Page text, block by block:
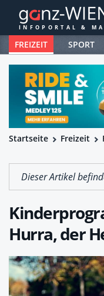
FREIZEIT SPORT
Startseite Freizeit
Dieser Artikel
Hurra, der